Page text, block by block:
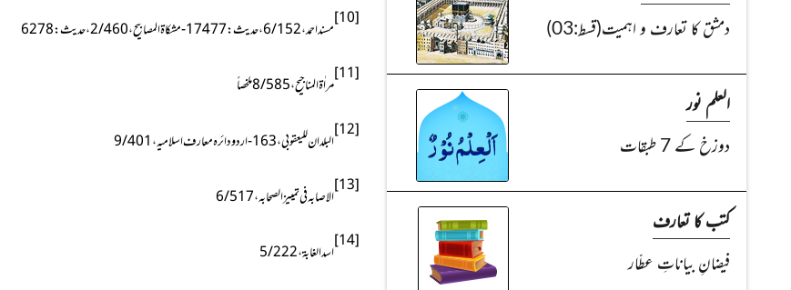
[10]
مسند احمد ، 6/152 ، حدیث : 17477- مشکاۃ المصابیح ، 2/460 ، حدیث : 6278
[11]
مراٰۃ المناجیح ، 8/585ملخصاً
[12]
البلدان للیعقوبی ، 163- اردو دائرہ معارف اسلامیہ ، 9/401
[13]
الاصابہ فی تمییز الصحابہ ، 6/517
[14]
اسد الغابۃ ، 5/222
دمشق کا تعارف و اہمیت(قسط:03)
العلم نور
دوزخ کے 7 طبقات
کتب کا تعارف
فیضانِ بیاناتِ عطّار